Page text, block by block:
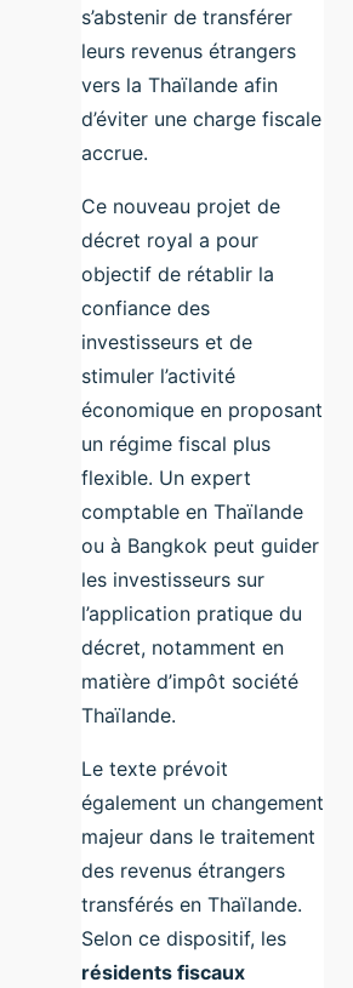
s’abstenir de transférer
leurs revenus étrangers
vers la Thaïlande afin
d’éviter une charge fiscale
accrue.
Ce nouveau projet de
décret royal a pour
objectif de rétablir la
confiance des
investisseurs et de
stimuler l’activité
économique en proposant
un régime fiscal plus
flexible. Un expert
comptable en Thaïlande
ou à Bangkok peut guider
les investisseurs sur
l’application pratique du
décret, notamment en
matière d’impôt société
Thaïlande.
Le texte prévoit
également un changement
majeur dans le traitement
des revenus étrangers
transférés en Thaïlande.
Selon ce dispositif, les
résidents fiscaux